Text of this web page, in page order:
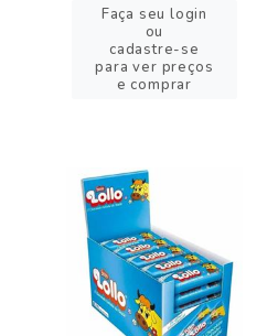
Faça seu login
ou
cadastre-se
para ver preços
e comprar